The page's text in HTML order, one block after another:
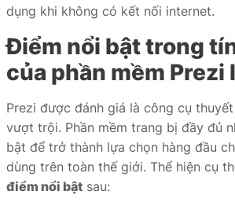
dụng khi không có kết nối internet.
Điểm nổi bật trong
của phần mềm Prezi
Prezi được đánh giá là công cụ
vượt trội. Phần mềm trang bị đầy đủ
bật để trở thành lựa chọn hàng đầu
dùng trên toàn thế giới. Thể hiện cụ
điểm nổi bật sau: